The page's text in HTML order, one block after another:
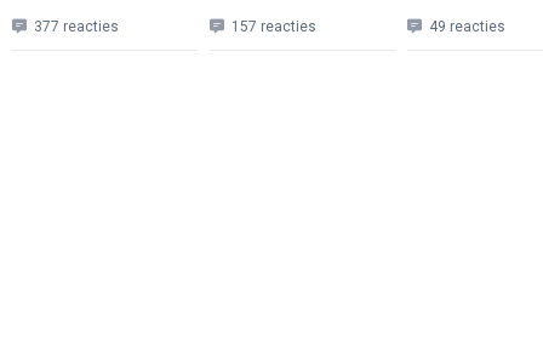
377 reacties 157 reacties 49 reacties